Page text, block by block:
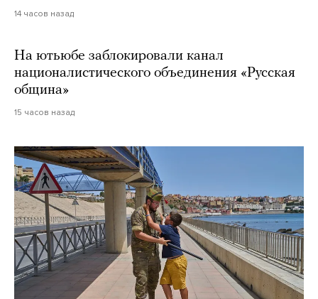
14 часов назад
На ютьюбе заблокировали канал
националистического объединения «Русская
община»
15 часов назад